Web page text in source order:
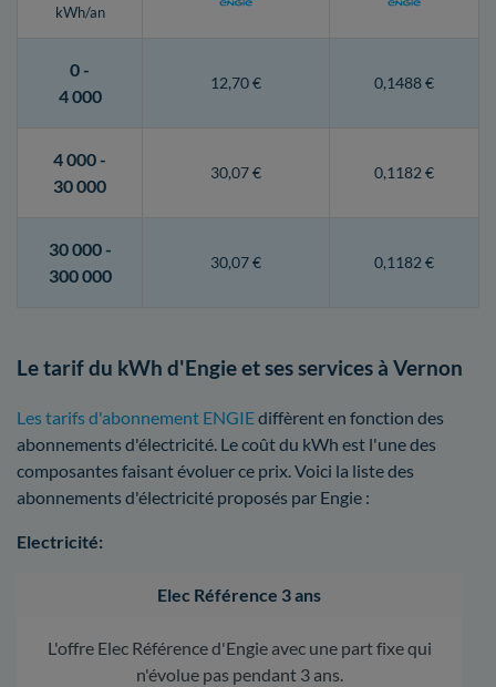
kWh/an
0 -
4 000
12,70 € 0,1488 €
4 000 -
30 000
30,07 € 0,1182 €
30 000 -
300 000
30,07 € 0,1182 €
Le tarif du kWh d'Engie et ses services à Vernon
Les tarifs d'abonnement ENGIEdiffèrent en fonction des
abonnements d'électricité. Le coût du kWh est l'une des
composantes faisant évoluer ce prix. Voici la liste des
abonnements d'électricité proposés par Engie :
Electricité:
Elec Référence 3 ans
L'offre Elec Référence d'Engie avec une part fixe qui
n'évolue pas pendant 3 ans.